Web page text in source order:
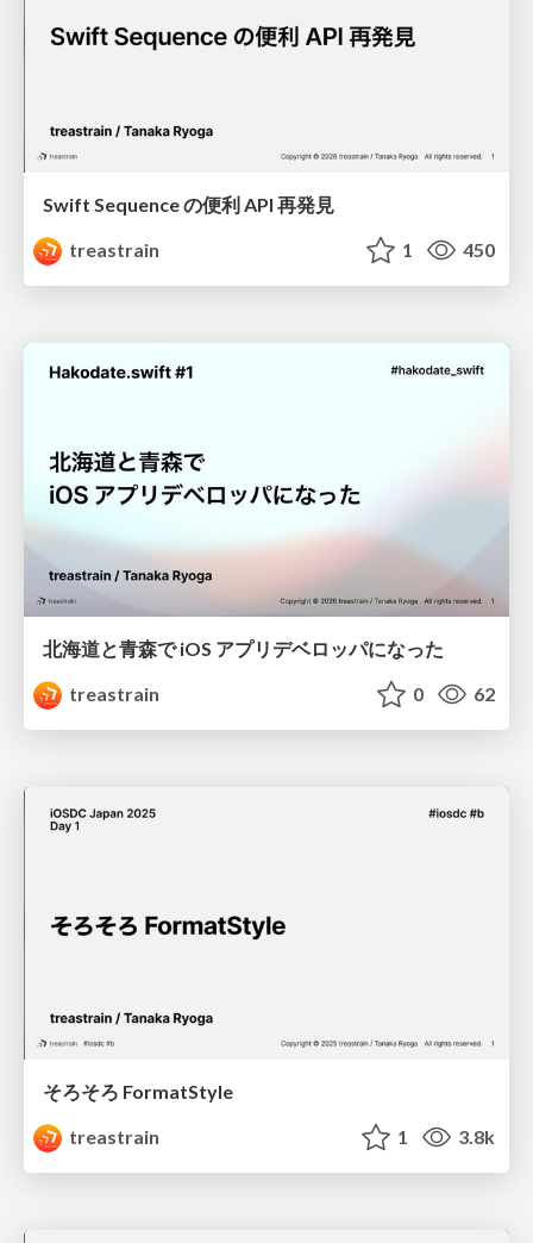
Swift Sequence の便利 API 再発見
treastrain
1 450
北海道と青森で iOS アプリデベロッパになった
treastrain
0 62
そろそろ FormatStyle
treastrain
1 3.8k